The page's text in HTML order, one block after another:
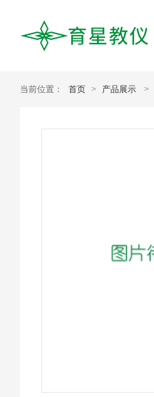
当前位置： 首页 > 产品展示 >